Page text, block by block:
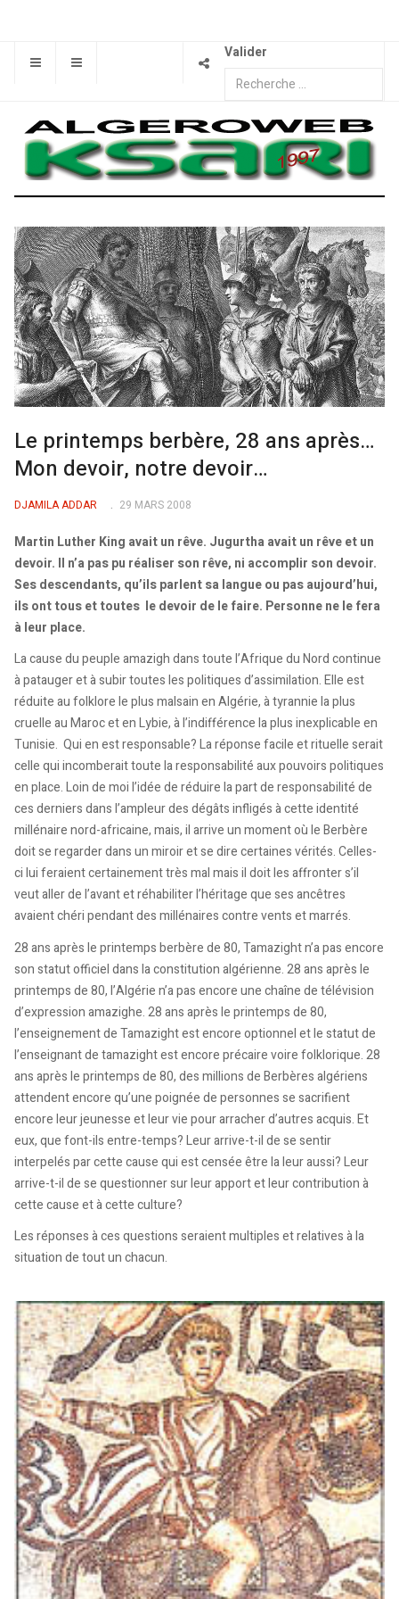
Valider
Le printemps berbère, 28 ans après…
Mon devoir, notre devoir…
DJAMILA ADDAR 29 MARS 2008
Martin Luther King avait un rêve. Jugurtha avait un rêve et un
devoir. Il n’a pas pu réaliser son rêve, ni accomplir son devoir.
Ses descendants, qu’ils parlent sa langue ou pas aujourd’hui,
ils ont tous et toutes le devoir de le faire. Personne ne le fera
à leur place.
La cause du peuple amazigh dans toute l’Afrique du Nord continue
à patauger et à subir toutes les politiques d’assimilation. Elle est
réduite au folklore le plus malsain en Algérie, à tyrannie la plus
cruelle au Maroc et en Lybie, à l’indifférence la plus inexplicable en
Tunisie. Qui en est responsable? La réponse facile et rituelle serait
celle qui incomberait toute la responsabilité aux pouvoirs politiques
en place. Loin de moi l’idée de réduire la part de responsabilité de
ces derniers dans l’ampleur des dégâts infligés à cette identité
millénaire nord-africaine, mais, il arrive un moment où le Berbère
doit se regarder dans un miroir et se dire certaines vérités. Celles-
ci lui feraient certainement très mal mais il doit les affronter s’il
veut aller de l’avant et réhabiliter l’héritage que ses ancêtres
avaient chéri pendant des millénaires contre vents et marrés.
28 ans après le printemps berbère de 80, Tamazight n’a pas encore
son statut officiel dans la constitution algérienne. 28 ans après le
printemps de 80, l’Algérie n’a pas encore une chaîne de télévision
d’expression amazighe. 28 ans après le printemps de 80,
l’enseignement de Tamazight est encore optionnel et le statut de
l’enseignant de tamazight est encore précaire voire folklorique. 28
ans après le printemps de 80, des millions de Berbères algériens
attendent encore qu’une poignée de personnes se sacrifient
encore leur jeunesse et leur vie pour arracher d’autres acquis. Et
eux, que font-ils entre-temps? Leur arrive-t-il de se sentir
interpelés par cette cause qui est censée être la leur aussi? Leur
arrive-t-il de se questionner sur leur apport et leur contribution à
cette cause et à cette culture?
Les réponses à ces questions seraient multiples et relatives à la
situation de tout un chacun.